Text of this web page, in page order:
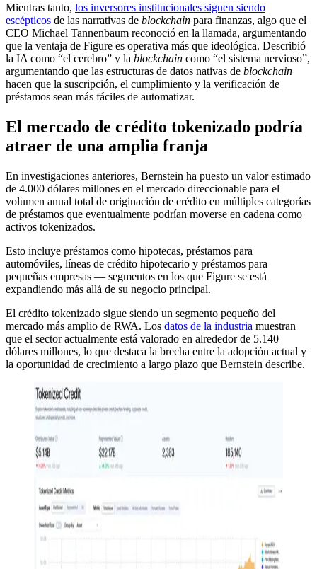
Mientras tanto, los inversores institucionales siguen siendo
escépticos de las narrativas de blockchain para finanzas, algo que el
CEO Michael Tannenbaum reconoció en la llamada, argumentando
que la ventaja de Figure es operativa más que ideológica. Describió
la IA como “el cerebro” y la blockchain como “el sistema nervioso”,
argumentando que las estructuras de datos nativas de blockchain
hacen que la suscripción, el cumplimiento y la verificación de
préstamos sean más fáciles de automatizar.
El mercado de crédito tokenizado podría
atraer de una amplia franja
En investigaciones anteriores, Bernstein ha puesto un valor estimado
de 4.000 dólares millones en el mercado direccionable para el
volumen anual total de originación de crédito en múltiples categorías
de préstamos que eventualmente podrían moverse en cadena como
activos tokenizados.
Esto incluye préstamos como hipotecas, préstamos para
automóviles, líneas de crédito hipotecario y préstamos para
pequeñas empresas — segmentos en los que Figure se está
expandiendo más allá de su negocio principal.
El crédito tokenizado sigue siendo un segmento pequeño del
mercado más amplio de RWA. Los datos de la industria muestran
que el sector actualmente está valorado en alrededor de 5.140
dólares millones, lo que destaca la brecha entre la adopción actual y
la oportunidad de crecimiento a largo plazo que Bernstein describe.